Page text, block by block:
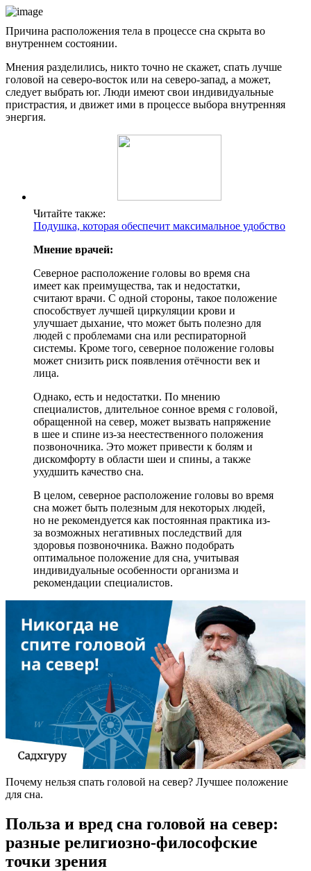
Причина расположения тела в процессе сна скрыта во
внутреннем состоянии.
Мнения разделились, никто точно не скажет, спать лучше
головой на северо-восток или на северо-запад, а может,
следует выбрать юг. Люди имеют свои индивидуальные
пристрастия, и движет ими в процессе выбора внутренняя
энергия.
Читайте также:
Подушка, которая обеспечит максимальное удобство
Мнение врачей:
Северное расположение головы во время сна
имеет как преимущества, так и недостатки,
считают врачи. С одной стороны, такое положение
способствует лучшей циркуляции крови и
улучшает дыхание, что может быть полезно для
людей с проблемами сна или респираторной
системы. Кроме того, северное положение головы
может снизить риск появления отёчности век и
лица.
Однако, есть и недостатки. По мнению
специалистов, длительное сонное время с головой,
обращенной на север, может вызвать напряжение
в шее и спине из-за неестественного положения
позвоночника. Это может привести к болям и
дискомфорту в области шеи и спины, а также
ухудшить качество сна.
В целом, северное расположение головы во время
сна может быть полезным для некоторых людей,
но не рекомендуется как постоянная практика из-
за возможных негативных последствий для
здоровья позвоночника. Важно подобрать
оптимальное положение для сна, учитывая
индивидуальные особенности организма и
рекомендации специалистов.
Почему нельзя спать головой на север? Лучшее положение
для сна.
Польза и вред сна головой на север:
разные религиозно-философские
точки зрения